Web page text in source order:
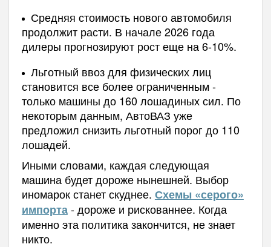
Средняя стоимость нового автомобиля
продолжит расти. В начале 2026 года
дилеры прогнозируют рост еще на 6-10%.
Льготный ввоз для физических лиц
становится все более ограниченным -
только машины до 160 лошадиных сил. По
некоторым данным, АвтоВАЗ уже
предложил снизить льготный порог до 110
лошадей.
Иными словами, каждая следующая
машина будет дороже нынешней. Выбор
иномарок станет скуднее. Схемы «серого»
импорта- дороже и рискованнее. Когда
именно эта политика закончится, не знает
никто.